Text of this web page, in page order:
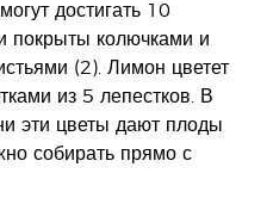
достигать 10
покрыты колючками и
(2). Лимон цветет
из 5 лепестков. В
эти цветы дают плоды
собирать прямо с